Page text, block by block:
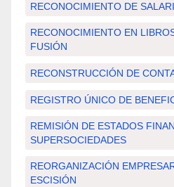
RECONOCIMIENTO DE
RECONOCIMIENTO EN
FUSIÓN
RECONSTRUCCIÓN DE
REGISTRO ÚNICO DE
REMISIÓN DE ESTADOS
SUPERSOCIEDADES
REORGANIZACIÓN
ESCISIÓN